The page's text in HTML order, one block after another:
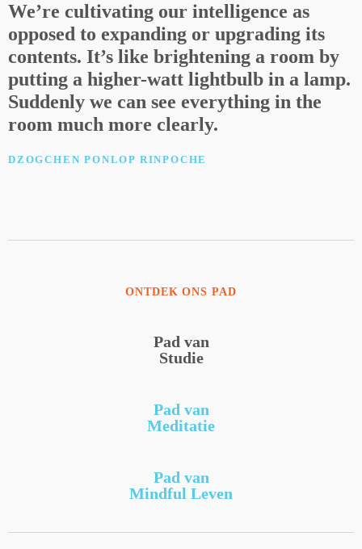
We’re cultivating our intelligence as
opposed to expanding or upgrading its
contents. It’s like brightening a room by
putting a higher-watt lightbulb in a lamp.
Suddenly we can see everything in the
room much more clearly.
DZOGCHEN PONLOP RINPOCHE
ONTDEK ONS PAD
Pad van
Studie
Pad van
Meditatie
Pad van
Mindful Leven